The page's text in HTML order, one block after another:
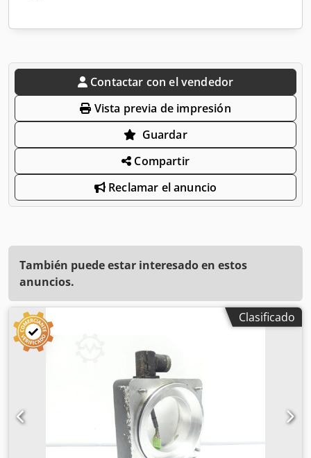
Contactar con el vendedor
Vista previa de impresión
Guardar
Compartir
Reclamar el anuncio
También puede estar interesado en estos
anuncios.
Clasificado